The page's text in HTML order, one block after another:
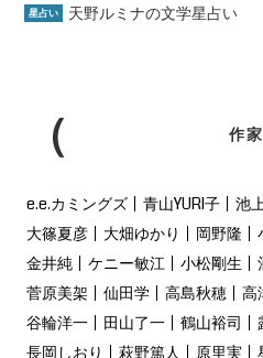
星占い 天野ルミナの文学星占い
作家
e.e.カミングズ 青山YURI子 池
大篠夏彦
大畑ゆかり 岡野隆
金井純
ケニー敏江 小松剛生
菅原美架
仙田学 高島秋穂 高
谷輪洋一
田山了一 鶴山裕司
長岡しおり
萩野篤人 原里実